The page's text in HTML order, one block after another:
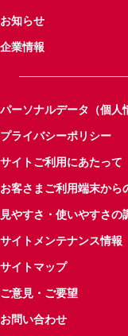
お知らせ
企業情報
パーソナルデータ（個人
プライバシーポリシー
サイトご利用にあたって
お客さまご利用端末から
見やすさ・使いやすさの
サイトメンテナンス情報
サイトマップ
ご意見・ご要望
お問い合わせ